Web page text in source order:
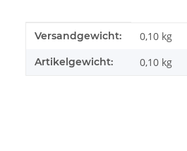
Produkteigenschaft
Wert
Versandgewicht: 0,10 kg
Artikelgewicht: 0,10 kg